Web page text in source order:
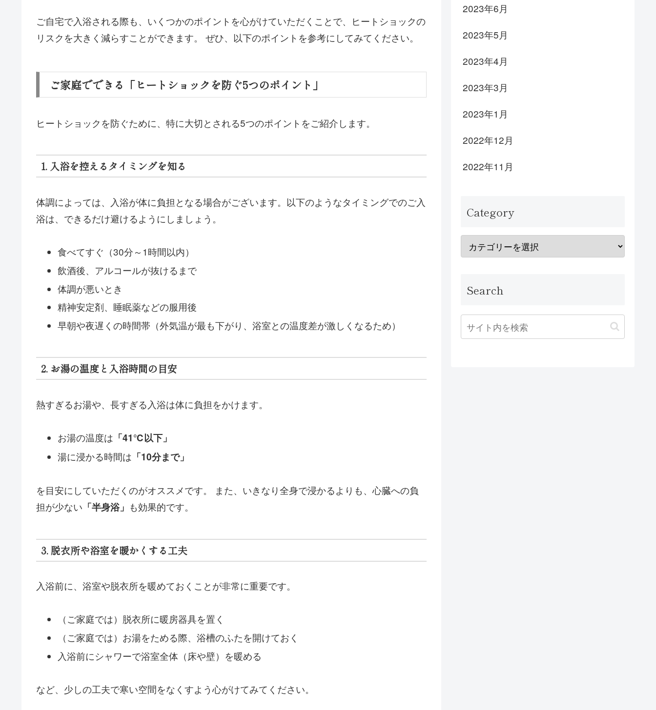
ご自宅で入浴される際も、いくつかのポイントを心がけていただくことで、ヒートショックの
リスクを大きく減らすことができます。 ぜひ、以下のポイントを参考にしてみてください。
ご家庭でできる「ヒートショックを防ぐ5つのポイント」
ヒートショックを防ぐために、特に大切とされる5つのポイントをご紹介します。
1. 入浴を控えるタイミングを知る
体調によっては、入浴が体に負担となる場合がございます。以下のようなタイミングでのご入
浴は、できるだけ避けるようにしましょう。
食べてすぐ（30分～1時間以内）
飲酒後、アルコールが抜けるまで
体調が悪いとき
精神安定剤、睡眠薬などの服用後
早朝や夜遅くの時間帯（外気温が最も下がり、浴室との温度差が激しくなるため）
2. お湯の温度と入浴時間の目安
熱すぎるお湯や、長すぎる入浴は体に負担をかけます。
お湯の温度は 「41℃以下」
湯に浸かる時間は 「10分まで」
を目安にしていただくのがオススメです。 また、いきなり全身で浸かるよりも、心臓への負
担が少ない 「半身浴」 も効果的です。
3. 脱衣所や浴室を暖かくする工夫
入浴前に、浴室や脱衣所を暖めておくことが非常に重要です。
（ご家庭では）脱衣所に暖房器具を置く
（ご家庭では）お湯をためる際、浴槽のふたを開けておく
入浴前にシャワーで浴室全体（床や壁）を暖める
など、少しの工夫で寒い空間をなくすよう心がけてみてください。
2023年6月
2023年5月
2023年4月
2023年3月
2023年1月
2022年12月
2022年11月
Category
Search